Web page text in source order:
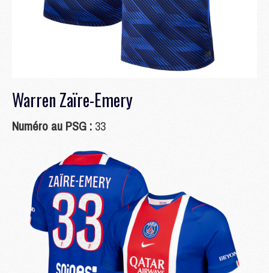
Warren Zaïre-Emery
Numéro au PSG : 33